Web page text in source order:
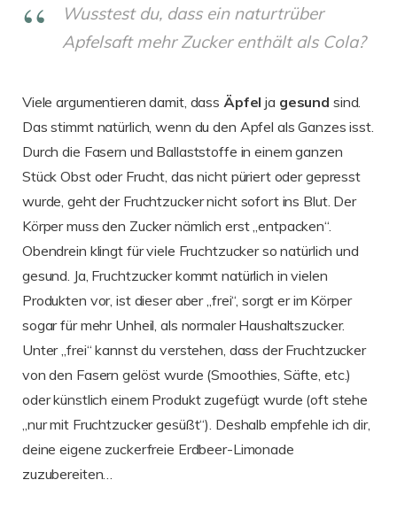
Wusstest du, dass ein naturtrüber
Apfelsaft mehr Zucker enthält als Cola?
Viele argumentieren damit, dass Äpfel ja gesund sind.
Das stimmt natürlich, wenn du den Apfel als Ganzes isst.
Durch die Fasern und Ballaststoffe in einem ganzen
Stück Obst oder Frucht, das nicht püriert oder gepresst
wurde, geht der Fruchtzucker nicht sofort ins Blut. Der
Körper muss den Zucker nämlich erst „entpacken“.
Obendrein klingt für viele Fruchtzucker so natürlich und
gesund. Ja, Fruchtzucker kommt natürlich in vielen
Produkten vor, ist dieser aber „frei“, sorgt er im Körper
sogar für mehr Unheil, als normaler Haushaltszucker.
Unter „frei“ kannst du verstehen, dass der Fruchtzucker
von den Fasern gelöst wurde (Smoothies, Säfte, etc.)
oder künstlich einem Produkt zugefügt wurde (oft stehe
„nur mit Fruchtzucker gesüßt“). Deshalb empfehle ich dir,
deine eigene zuckerfreie Erdbeer-Limonade
zuzubereiten…